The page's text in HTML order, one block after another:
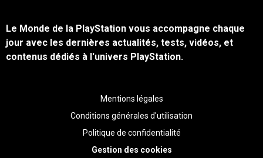
Le Monde de la PlayStation vous accompagne chaque
jour avec les dernières actualités, tests, vidéos, et
contenus dédiés à l'univers PlayStation.
Mentions légales
Conditions générales d'utilisation
Politique de confidentialité
Gestion des cookies